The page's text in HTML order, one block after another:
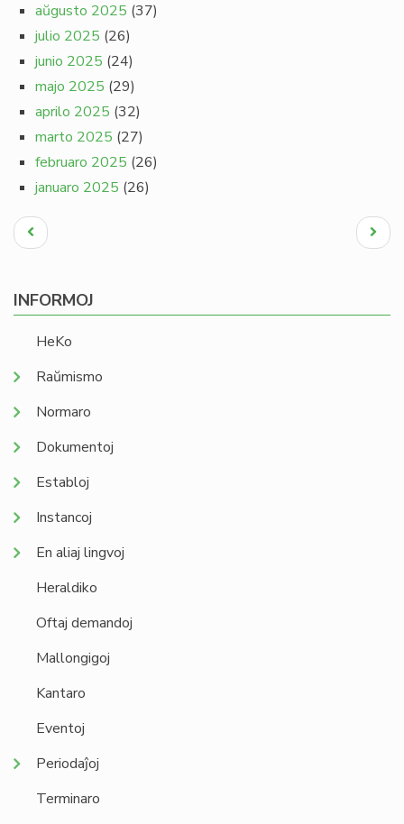
aŭgusto 2025 (37)
julio 2025 (26)
junio 2025 (24)
majo 2025 (29)
aprilo 2025 (32)
marto 2025 (27)
februaro 2025 (26)
januaro 2025 (26)
Pagination
Antaŭa
paĝo
Next
page
INFORMOJ
HeKo
Raŭmismo
Normaro
Dokumentoj
Establoj
Instancoj
En aliaj lingvoj
Heraldiko
Oftaj demandoj
Mallongigoj
Kantaro
Eventoj
Periodaĵoj
Terminaro